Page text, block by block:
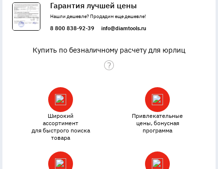
Гарантия лучшей цены
Нашли дешевле? Продадим еще дешевле!
8 800 838-92-39 info@diamtools.ru
Купить по безналичному расчету для юрлиц
Широкий
ассортимент
для быстрого поиска
товара
Привлекательные
цены, бонусная
программа